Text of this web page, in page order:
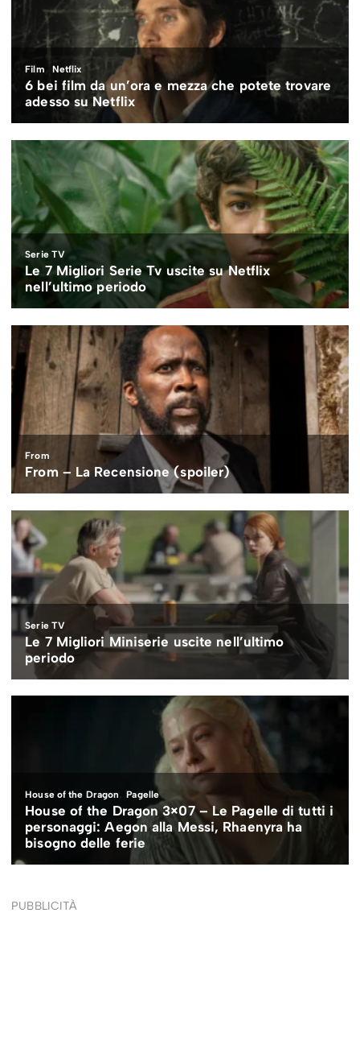
PUBBLICITÀ